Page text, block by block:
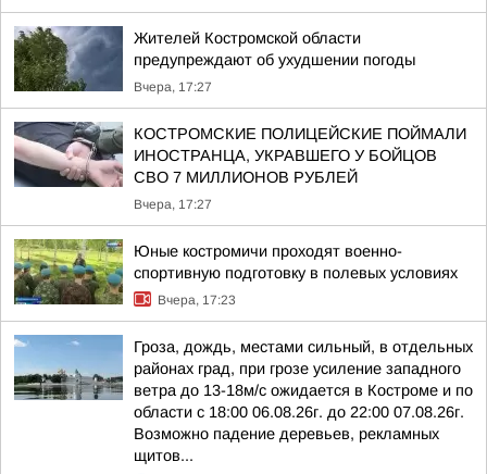
Жителей Костромской области
предупреждают об ухудшении погоды
Вчера, 17:27
КОСТРОМСКИЕ ПОЛИЦЕЙСКИЕ ПОЙМАЛИ
ИНОСТРАНЦА, УКРАВШЕГО У БОЙЦОВ
СВО 7 МИЛЛИОНОВ РУБЛЕЙ
Вчера, 17:27
Юные костромичи проходят военно-
спортивную подготовку в полевых условиях
Вчера, 17:23
Гроза, дождь, местами сильный, в отдельных
районах град, при грозе усиление западного
ветра до 13-18м/с ожидается в Костроме и по
области с 18:00 06.08.26г. до 22:00 07.08.26г.
Возможно падение деревьев, рекламных
щитов...